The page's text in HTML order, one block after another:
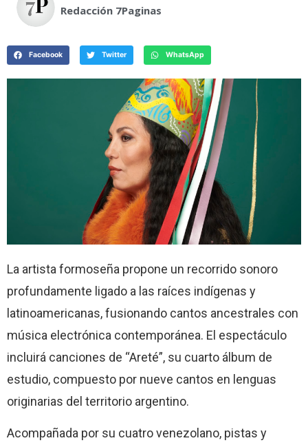
Redacción 7Paginas
Facebook Twitter WhatsApp
La artista formoseña propone un recorrido sonoro
profundamente ligado a las raíces indígenas y
latinoamericanas, fusionando cantos ancestrales con
música electrónica contemporánea. El espectáculo
incluirá canciones de “Areté”, su cuarto álbum de
estudio, compuesto por nueve cantos en lenguas
originarias del territorio argentino.
Acompañada por su cuatro venezolano, pistas y